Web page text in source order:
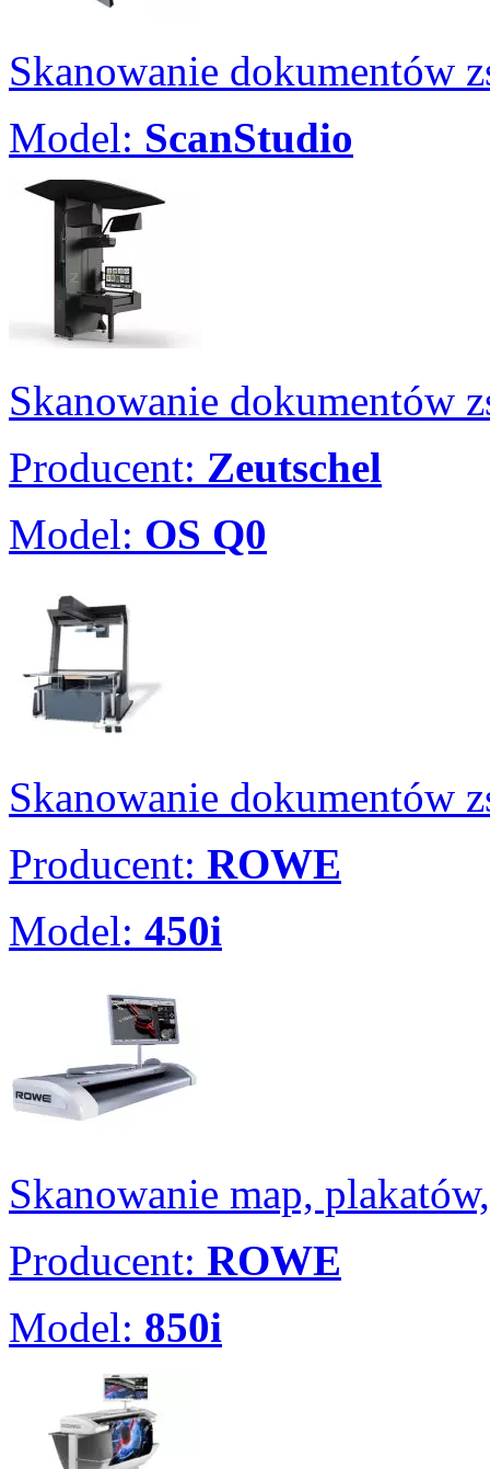
Skanowanie dokumentów
Model: ScanStudio
Skanowanie dokumentów
Producent: Zeutschel
Model: OS Q0
Skanowanie dokumentów
Producent: ROWE
Model: 450i
Skanowanie map,
Producent: ROWE
Model: 850i